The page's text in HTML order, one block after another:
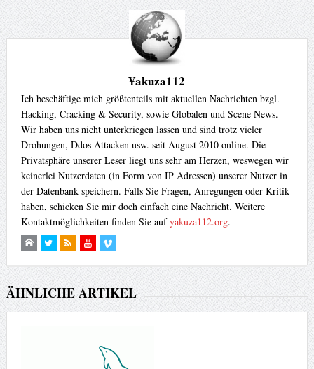
¥akuza112
Ich beschäftige mich größtenteils mit aktuellen Nachrichten bzgl.
Hacking, Cracking & Security, sowie Globalen und Scene News.
Wir haben uns nicht unterkriegen lassen und sind trotz vieler
Drohungen, Ddos Attacken usw. seit August 2010 online. Die
Privatsphäre unserer Leser liegt uns sehr am Herzen, weswegen wir
keinerlei Nutzerdaten (in Form von IP Adressen) unserer Nutzer in
der Datenbank speichern. Falls Sie Fragen, Anregungen oder Kritik
haben, schicken Sie mir doch einfach eine Nachricht. Weitere
Kontaktmöglichkeiten finden Sie aufyakuza112.org.
ÄHNLICHE ARTIKEL